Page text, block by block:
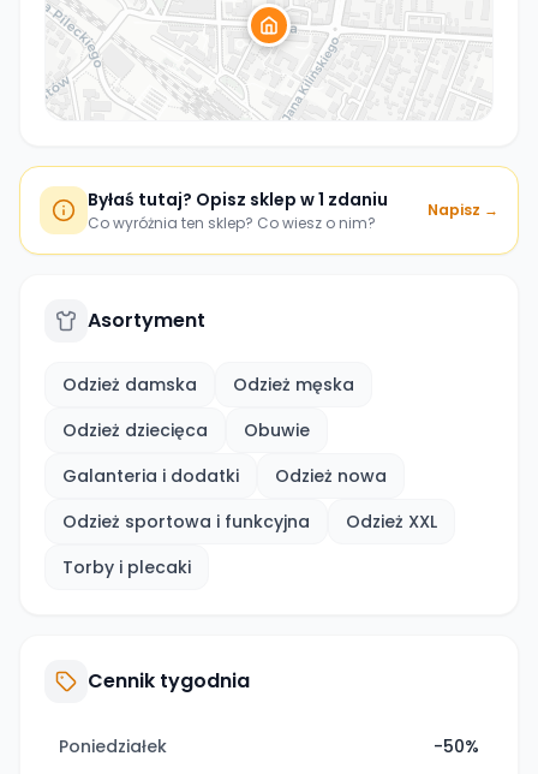
Byłaś tutaj? Opisz sklep w 1 zdaniu
Co wyróżnia ten sklep? Co wiesz o nim?
Napisz →
Asortyment
Odzież damska
Odzież męska
Odzież dziecięca
Obuwie
Galanteria i dodatki
Odzież nowa
Odzież sportowa i funkcyjna
Odzież XXL
Torby i plecaki
Cennik tygodnia
Poniedziałek -50%